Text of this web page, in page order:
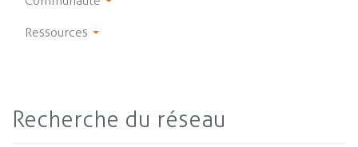
Ressources
Recherche du réseau